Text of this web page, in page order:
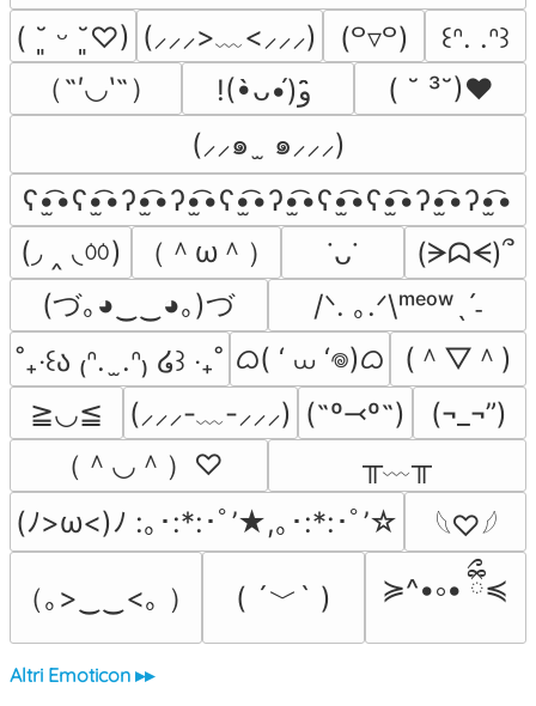
( ˘͈ ᵕ ˘͈♡) (⸝⸝⸝>﹏<⸝⸝⸝) (꒪▿꒪)
꒰ᐢ. .ᐢ꒱
（˶′◡‵˶）
( ˘ ³˘)♥
(⸝⸝๑  ̫ ๑⸝⸝⸝)
ʕ•̫͡•ʕ•̫͡•ʔ•̫͡•ʔ•̫͡•ʕ•̫͡•ʔ•̫͡•ʕ•̫͡•ʕ•̫͡•ʔ•̫͡•ʔ•̫͡•
(◞ ‸ ◟ㆀ)
（＾ω＾） ˙ᴗ˙
(ᗒᗣᗕ)՞
(づ｡◕‿‿◕｡)づ
/ᐠ. ｡.ᐟ\ᵐᵉᵒʷˎˊ˗
˚₊‧꒰ა ₍ᐢ.  ̫.ᐢ₎ ໒꒱ ‧₊˚ ᜊ( ‘ ⩊ ‘𖦹)ᜊ
(＾▽＾)
≧◡≦
(⸝⸝⸝-﹏-⸝⸝⸝) (˶º⤙º˶)
(¬_¬”)
（＾◡＾）♡
╥﹏╥
(ﾉ>ω<)ﾉ :｡･:*:･ﾟ’★,｡･:*:･ﾟ’☆
𓆩♡𓆪
（｡>‿‿<｡ ） ( ´﹀` ) ≽^•༚• ྀིྀ≼
Altri Emoticon ▸▸